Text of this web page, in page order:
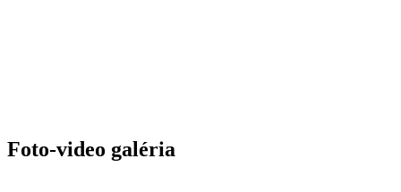
Foto-video galéria